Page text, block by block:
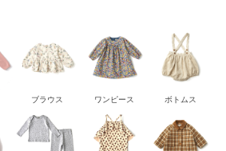
ブラウス ワンピース ボトムス